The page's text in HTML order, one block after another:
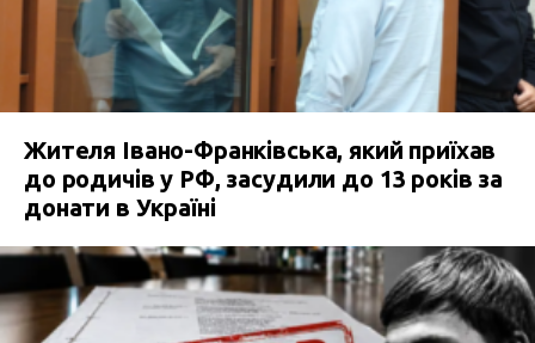
Жителя Івано-Франківська, який приїхав
до родичів у РФ, засудили до 13 років за
донати в Україні